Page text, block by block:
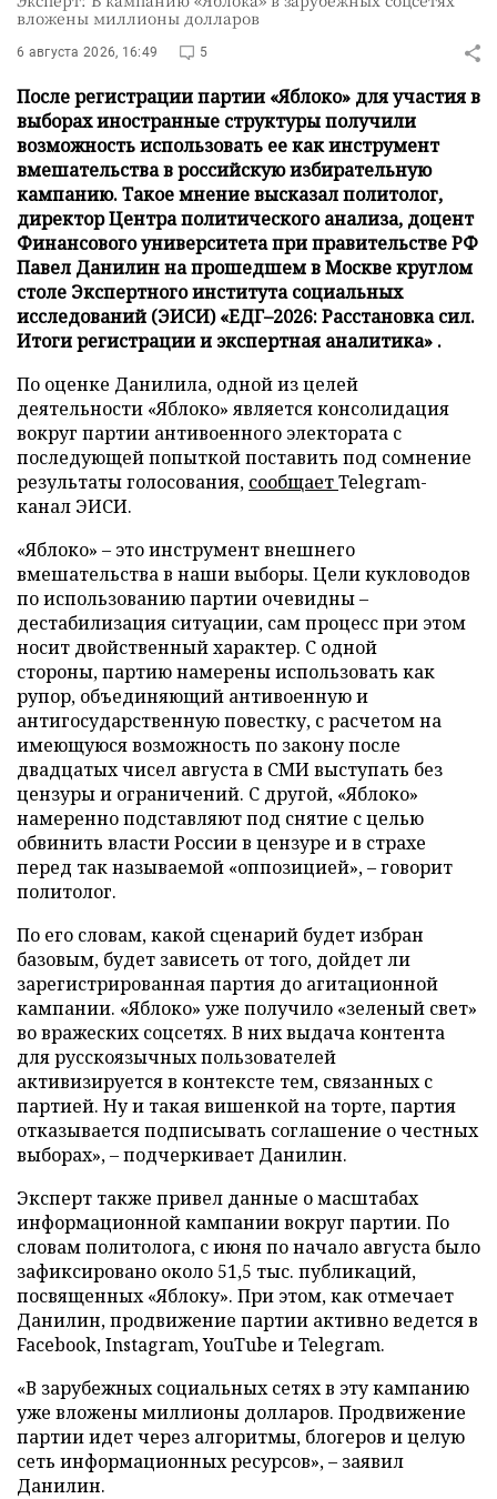
вложены миллионы долларов
6 августа 2026, 16:49 5
После регистрации партии «Яблоко» для участия в
выборах иностранные структуры получили
возможность использовать ее как инструмент
вмешательства в российскую избирательную
кампанию. Такое мнение высказал политолог,
директор Центра политического анализа, доцент
Финансового университета при правительстве РФ
Павел Данилин на прошедшем в Москве круглом
столе Экспертного института социальных
исследований (ЭИСИ) «ЕДГ–2026: Расстановка сил.
Итоги регистрации и экспертная аналитика» .
По оценке Данилила, одной из целей
деятельности «Яблоко» является консолидация
вокруг партии антивоенного электората с
последующей попыткой поставить под сомнение
результаты голосования, сообщаетTelegram-
канал ЭИСИ.
«Яблоко» – это инструмент внешнего
вмешательства в наши выборы. Цели кукловодов
по использованию партии очевидны –
дестабилизация ситуации, сам процесс при этом
носит двойственный характер. С одной
стороны, партию намерены использовать как
рупор, объединяющий антивоенную и
антигосударственную повестку, с расчетом на
имеющуюся возможность по закону после
двадцатых чисел августа в СМИ выступать без
цензуры и ограничений. С другой, «Яблоко»
намеренно подставляют под снятие с целью
обвинить власти России в цензуре и в страхе
перед так называемой «оппозицией», – говорит
политолог.
По его словам, какой сценарий будет избран
базовым, будет зависеть от того, дойдет ли
зарегистрированная партия до агитационной
кампании. «Яблоко» уже получило «зеленый свет»
во вражеских соцсетях. В них выдача контента
для русскоязычных пользователей
активизируется в контексте тем, связанных с
партией. Ну и такая вишенкой на торте, партия
отказывается подписывать соглашение о честных
выборах», – подчеркивает Данилин.
Эксперт также привел данные о масштабах
информационной кампании вокруг партии. По
словам политолога, с июня по начало августа было
зафиксировано около 51,5 тыс. публикаций,
посвященных «Яблоку». При этом, как отмечает
Данилин, продвижение партии активно ведется в
Facebook, Instagram, YouTube и Telegram.
«В зарубежных социальных сетях в эту кампанию
уже вложены миллионы долларов. Продвижение
партии идет через алгоритмы, блогеров и целую
сеть информационных ресурсов», – заявил
Данилин.